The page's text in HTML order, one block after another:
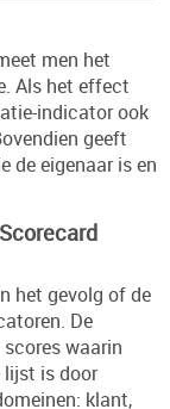
men het
Als het effect
indicator ook
geeft
de eigenaar is en
het gevolg of de
De
waarin
lijst is door
klant,